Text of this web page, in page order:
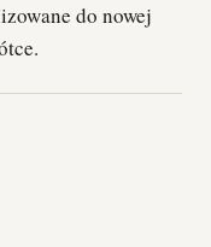
do nowej